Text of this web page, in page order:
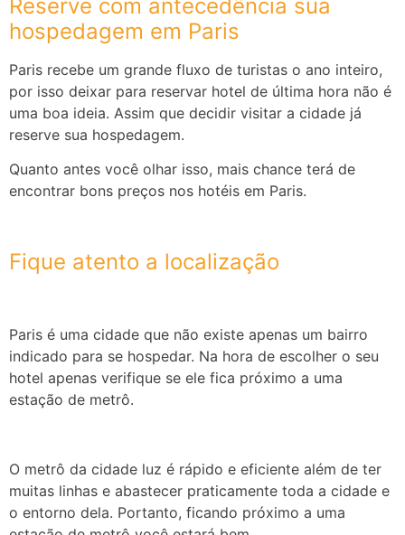
Reserve com antecedência sua
hospedagem em Paris
Paris recebe um grande fluxo de turistas o ano inteiro,
por isso deixar para reservar hotel de última hora não é
uma boa ideia. Assim que decidir visitar a cidade já
reserve sua hospedagem.
Quanto antes você olhar isso, mais chance terá de
encontrar bons preços nos hotéis em Paris.
Fique atento a localização
Paris é uma cidade que não existe apenas um bairro
indicado para se hospedar. Na hora de escolher o seu
hotel apenas verifique se ele fica próximo a uma
estação de metrô.
O metrô da cidade luz é rápido e eficiente além de ter
muitas linhas e abastecer praticamente toda a cidade e
o entorno dela. Portanto, ficando próximo a uma